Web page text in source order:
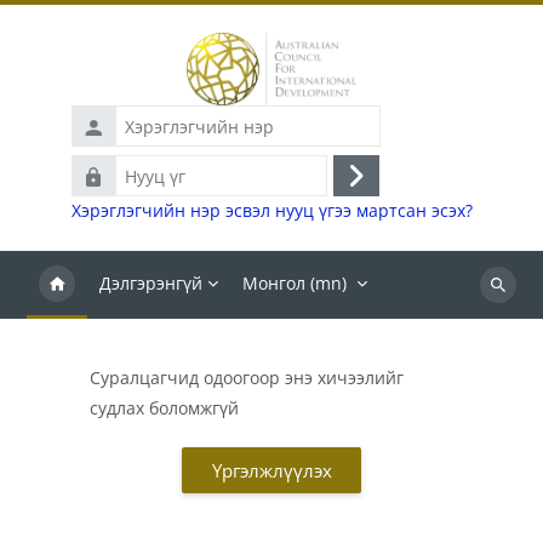
Хэрэглэгчийн
нэр
Нууц
үг
Нэвтрэх
Хэрэглэгчийн нэр эсвэл нууц үгээ мартсан эсэх?
Дэлгэрэнгүй Монгол ‎(mn)‎
Хайх
Суралцагчид одоогоор энэ хичээлийг
судлах боломжгүй
Үргэлжлүүлэх